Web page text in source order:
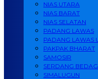
NIAS UTARA
NIAS BARAT
NIAS SELATAN
PADANG LAWAS
PADANG LAWAS
PAKPAK BHARAT
SAMOSIR
SERDANG
SIMALUGUN